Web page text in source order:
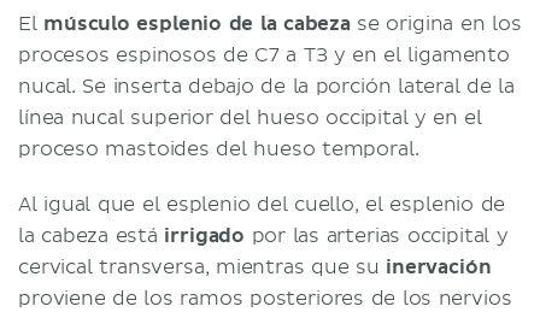
El músculo esplenio de la cabeza se origina en los
procesos espinosos de C7 a T3 y en el ligamento
nucal. Se inserta debajo de la porción lateral de la
línea nucal superior del hueso occipital y en el
proceso mastoides del hueso temporal.
Al igual que el esplenio del cuello, el esplenio de
la cabeza está irrigado por las arterias occipital y
cervical transversa, mientras que su inervación
proviene de los ramos posteriores de los nervios